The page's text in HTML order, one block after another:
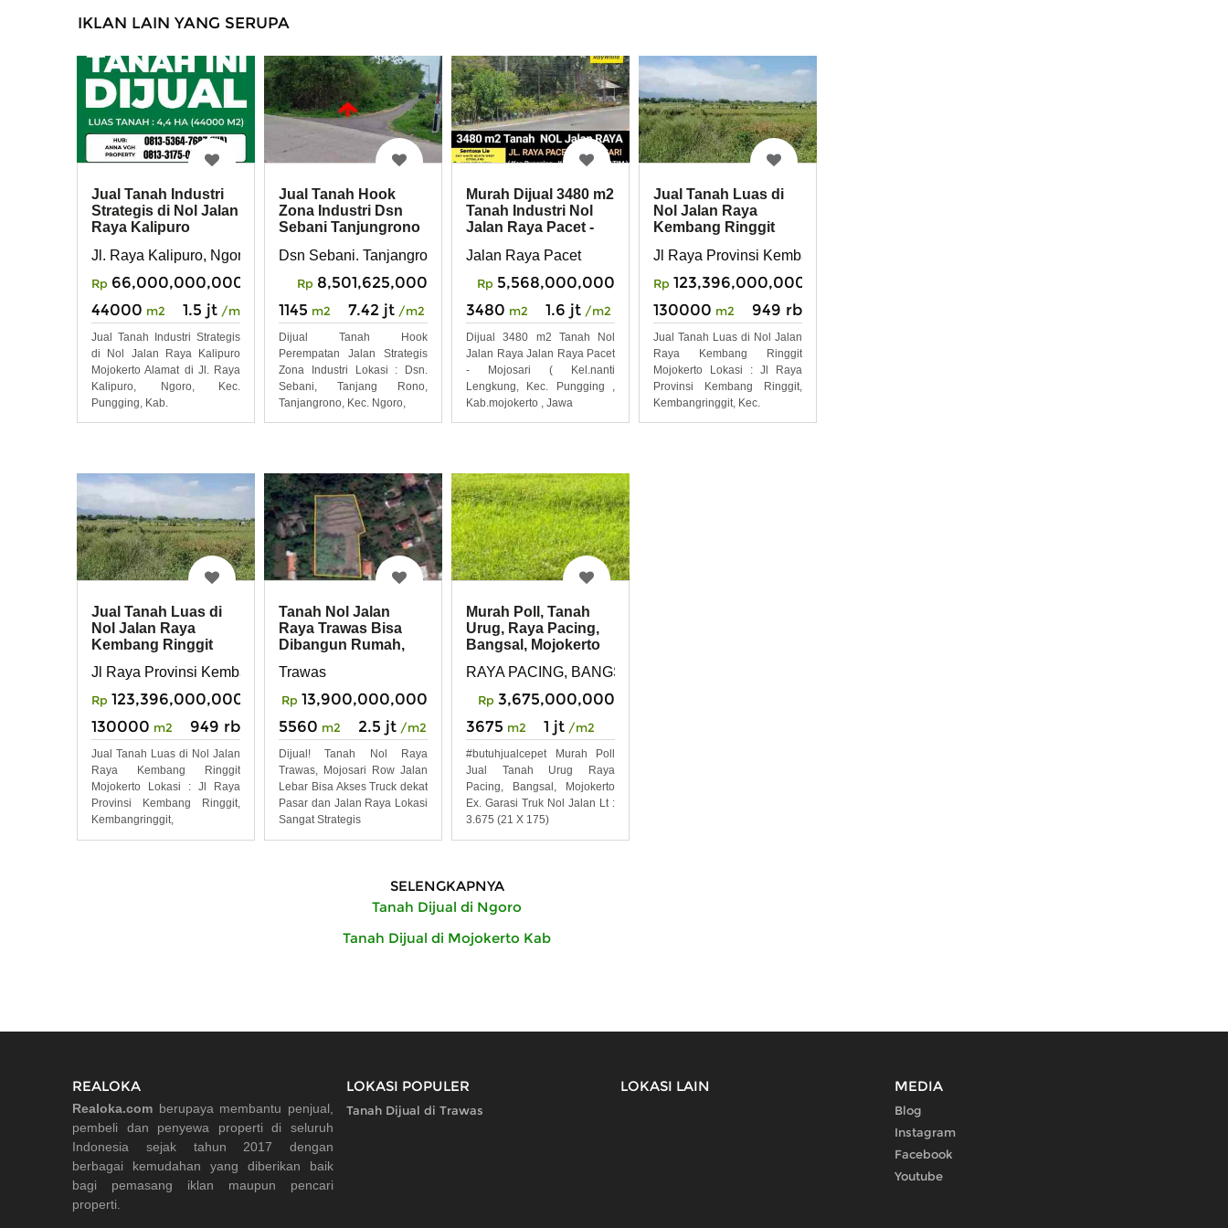
IKLAN LAIN YANG SERUPA
Jual Tanah Industri
Strategis di Nol Jalan
Raya Kalipuro
Jl. Raya Kalipuro, Ngoro, Kec. Pungging, Kab. Mojokerto
Rp 66,000,000,000
44000 m2 1.5 jt /m2
Jual Tanah Industri Strategis
di Nol Jalan Raya Kalipuro
Mojokerto Alamat di Jl. Raya
Kalipuro, Ngoro, Kec.
Pungging, Kab.
Jual Tanah Hook
Zona Industri Dsn
Sebani Tanjungrono
Dsn Sebani. Tanjangrono Kec Ngoro Kab Mojokerto Jatim
Rp 8,501,625,000
1145 m2 7.42 jt /m2
Dijual Tanah Hook
Perempatan Jalan Strategis
Zona Industri Lokasi : Dsn.
Sebani, Tanjang Rono,
Tanjangrono, Kec. Ngoro,
Murah Dijual 3480 m2
Tanah Industri Nol
Jalan Raya Pacet -
Jalan Raya Pacet
Rp 5,568,000,000
3480 m2 1.6 jt /m2
Dijual 3480 m2 Tanah Nol
Jalan Raya Jalan Raya Pacet
- Mojosari ( Kel.nanti
Lengkung, Kec. Pungging ,
Kab.mojokerto , Jawa
Jual Tanah Luas di
Nol Jalan Raya
Kembang Ringgit
Jl Raya Provinsi Kembang Ringgit, Kembangringgit, Kec. Pungging, Kab. Mojokerto
Rp 123,396,000,000
130000 m2 949 rb
Jual Tanah Luas di Nol Jalan
Raya Kembang Ringgit
Mojokerto Lokasi : Jl Raya
Provinsi Kembang Ringgit,
Kembangringgit, Kec.
Jual Tanah Luas di
Nol Jalan Raya
Kembang Ringgit
Jl Raya Provinsi Kembang Ringgit, Kembangringgit, Kec. Pungging, Kab. Mojokerto, Jawa Timur
Rp 123,396,000,000
130000 m2 949 rb
Jual Tanah Luas di Nol Jalan
Raya Kembang Ringgit
Mojokerto Lokasi : Jl Raya
Provinsi Kembang Ringgit,
Kembangringgit,
Tanah Nol Jalan
Raya Trawas Bisa
Dibangun Rumah,
Trawas
Rp 13,900,000,000
5560 m2 2.5 jt /m2
Dijual! Tanah Nol Raya
Trawas, Mojosari Row Jalan
Lebar Bisa Akses Truck dekat
Pasar dan Jalan Raya Lokasi
Sangat Strategis
Murah Poll, Tanah
Urug, Raya Pacing,
Bangsal, Mojokerto
RAYA PACING, BANGSAL
Rp 3,675,000,000
3675 m2 1 jt /m2
#butuhjualcepet Murah Poll
Jual Tanah Urug Raya
Pacing, Bangsal, Mojokerto
Ex. Garasi Truk Nol Jalan Lt :
3.675 (21 X 175)
SELENGKAPNYA
Tanah Dijual di Ngoro
Tanah Dijual di Mojokerto Kab
REALOKA
Realoka.com berupaya membantu penjual,
pembeli dan penyewa properti di seluruh
Indonesia sejak tahun 2017 dengan
berbagai kemudahan yang diberikan baik
bagi pemasang iklan maupun pencari
properti.
LOKASI POPULER
Tanah Dijual di Trawas
LOKASI LAIN MEDIA
Blog
Instagram
Facebook
Youtube